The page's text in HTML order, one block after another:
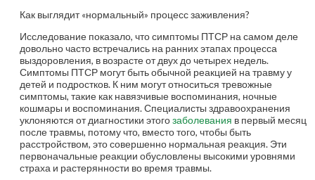
Как выглядит «нормальный» процесс заживления?
Исследование показало, что симптомы ПТСР на самом деле
довольно часто встречались на ранних этапах процесса
выздоровления, в возрасте от двух до четырех недель.
Симптомы ПТСР могут быть обычной реакцией на травму у
детей и подростков. К ним могут относиться тревожные
симптомы, такие как навязчивые воспоминания, ночные
кошмары и воспоминания. Специалисты здравоохранения
уклоняются от диагностики этогозаболевания в первый месяц
после травмы, потому что, вместо того, чтобы быть
расстройством, это совершенно нормальная реакция. Эти
первоначальные реакции обусловлены высокими уровнями
страха и растерянности во время травмы.